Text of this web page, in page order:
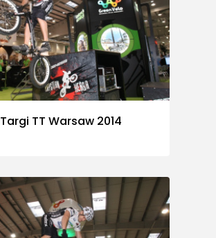
Targi TT Warsaw 2014